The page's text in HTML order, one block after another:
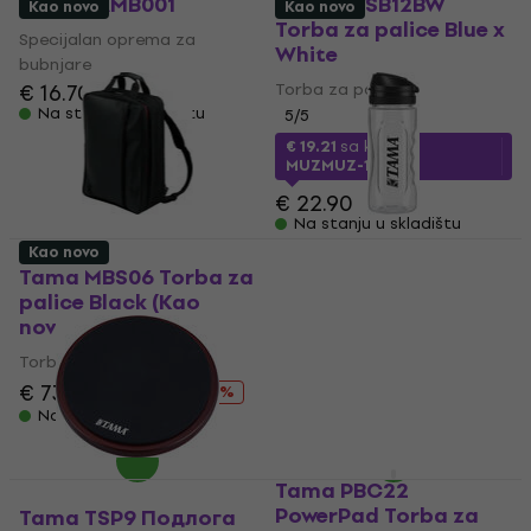
Specijalan oprema za
bubnjare
€ 16.70
Na stanju u skladištu
Torba za palice Blue x
White
Torba za palice
5/5
€ 19.21 sa kodom
MUZMUZ-15
€ 22.90
Na stanju u skladištu
Kao novo
Tama MBS06 Torba za
palice Black (Kao
novo)
Torba za palice
€ 73.10
- 25 %
Na stanju u skladištu
Kao novo
Kao novo
Tama TSP9 Подлога
Tama PBC22
PowerPad Torba za